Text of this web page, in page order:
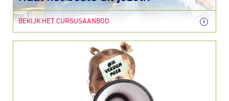
BEKIJK HET CURSUSAANBOD